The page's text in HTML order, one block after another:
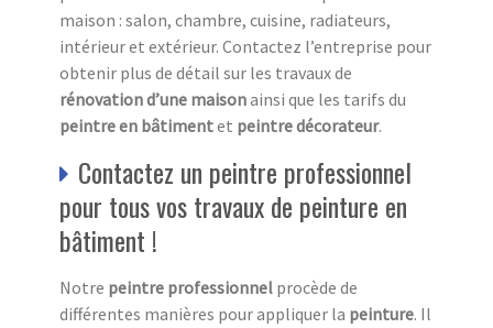
maison : salon, chambre, cuisine, radiateurs,
intérieur et extérieur. Contactez l’entreprise pour
obtenir plus de détail sur les travaux de
rénovation d’une maisonainsi que les tarifs du
peintre en bâtimentet peintre décorateur.
Contactez un peintre professionnel
pour tous vos travaux de peinture en
bâtiment !
Notre peintre professionnel procède de
différentes manières pour appliquer la peinture. Il